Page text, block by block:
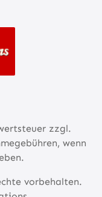
zzgl.
wenn
vorbehalten.